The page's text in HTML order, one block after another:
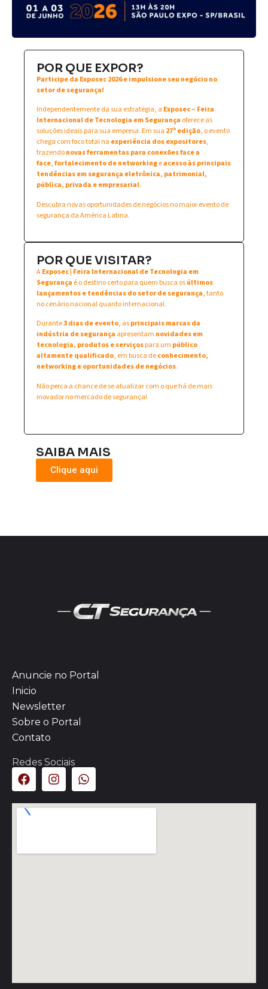
POR QUE EXPOR?
Participe da Exposec 2026 e impulsione seu negócio no
setor de segurança!
Independentemente da sua estratégia, a Exposec – Feira
Internacional de Tecnologia em Segurança oferece as
soluções ideais para sua empresa. Em sua 27ª edição, o evento
chega com foco total na experiência dos expositores,
trazendonovas ferramentas para conexões face a
face,fortalecimento de networkingeacesso às principais
tendências em segurança eletrônica, patrimonial,
pública, privada e empresarial.
Descubra novas oportunidades de negócios no maior evento de
segurança da América Latina.
POR QUE VISITAR?
AExposec | Feira Internacional de Tecnologia em
Segurança é o destino certo para quem busca osúltimos
lançamentos e tendências do setor de segurança, tanto
no cenário nacional quanto internacional.
Durante3 dias de evento, asprincipais marcas da
indústria de segurança apresentam novidades em
tecnologia, produtos e serviçospara um público
altamente qualificado, em busca deconhecimento,
networking e oportunidades de negócios.
Não perca a chance de se atualizar com o que há de mais
inovador no mercado de segurança!
SAIBA MAIS
Clique aqui
Anuncie no Portal
Inicio
Newsletter
Sobre o Portal
Contato
Redes Sociais